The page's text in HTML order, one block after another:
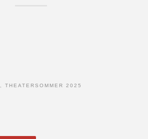
THEATERSOMMER 2025